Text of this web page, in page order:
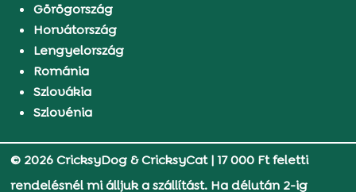
Görögország
Horvátország
Lengyelország
Románia
Szlovákia
Szlovénia
© 2026 CricksyDog & CricksyCat|17 000 Ft feletti
rendelésnél mi álljuk a szállítást. Ha délután 2-ig